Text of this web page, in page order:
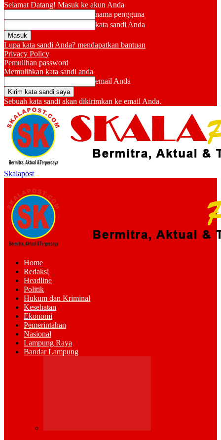
Selamat Datang! Masuk ke akun Anda
nama pengguna
kata sandi Anda
Lupa kata sandi Anda? mendapatkan bantuan
Privacy Policy
Pemulihan password
Memulihkan kata sandi anda
email Anda
Sebuah kata sandi akan dikirimkan ke email Anda.
Skalapost
Home
Redaksi
Headline
Politik
Hukum dan Kriminal
Kesehatan
Ekonomi
Pemerintahan
Nasional
Lampung Raya
Bandar Lampung